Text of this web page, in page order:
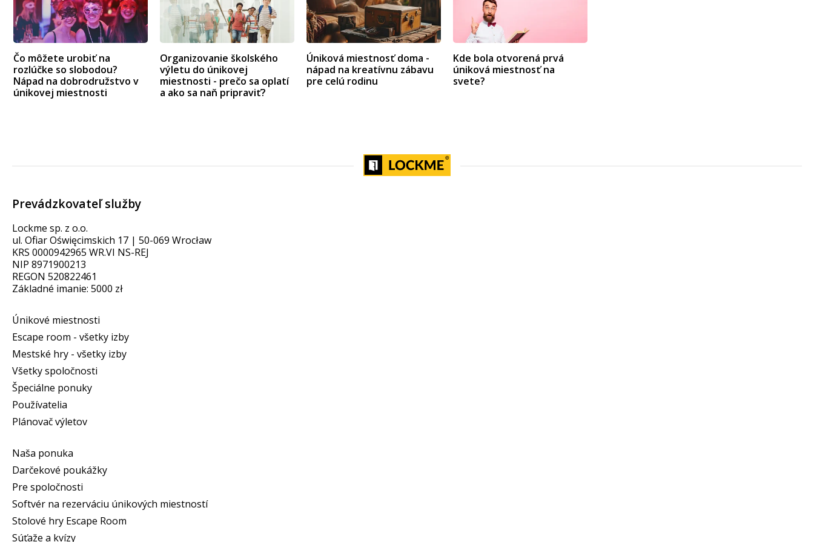
Čo môžete urobiť na
rozlúčke so slobodou?
Nápad na dobrodružstvo v
únikovej miestnosti
Organizovanie školského
výletu do únikovej
miestnosti - prečo sa oplatí
a ako sa naň pripraviť?
Úniková miestnosť doma -
nápad na kreatívnu zábavu
pre celú rodinu
Kde bola otvorená prvá
úniková miestnosť na
svete?
Prevádzkovateľ služby
Lockme sp. z o.o.
ul. Ofiar Oświęcimskich 17 | 50-069 Wrocław
KRS 0000942965 WR.VI NS-REJ
NIP 8971900213
REGON 520822461
Základné imanie: 5000 zł
Únikové miestnosti
Escape room - všetky izby
Mestské hry - všetky izby
Všetky spoločnosti
Špeciálne ponuky
Používatelia
Plánovač výletov
Naša ponuka
Darčekové poukážky
Pre spoločnosti
Softvér na rezerváciu únikových miestností
Stolové hry Escape Room
Súťaže a kvízy